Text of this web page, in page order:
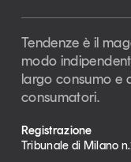
Tendenze è il
modo
largo consumo e
consumatori.
Registrazione
Tribunale di Milano